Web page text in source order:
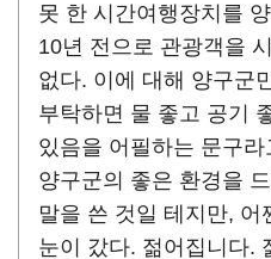
못 한 시간여행장치를
10년 전으로 관광객을
없다. 이에 대해 양구군
부탁하면 물 좋고 공기
있음을 어필하는 문구
양구군의 좋은 환경을
말을 쓴 것일 테지만, 어
눈이 갔다. 젊어집니다.